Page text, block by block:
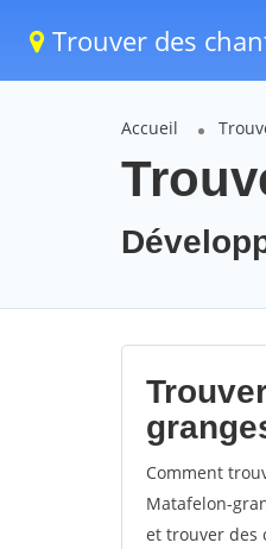
Trouver des
Accueil
Comment
Matafelon-
et trouver des